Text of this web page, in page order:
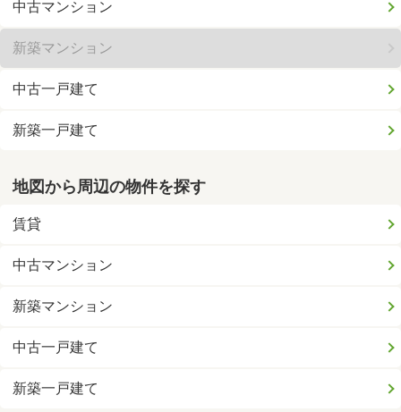
中古マンション
新築マンション
中古一戸建て
新築一戸建て
地図から周辺の物件を探す
賃貸
中古マンション
新築マンション
中古一戸建て
新築一戸建て